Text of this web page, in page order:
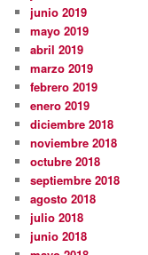
junio 2019
mayo 2019
abril 2019
marzo 2019
febrero 2019
enero 2019
diciembre 2018
noviembre 2018
octubre 2018
septiembre 2018
agosto 2018
julio 2018
junio 2018